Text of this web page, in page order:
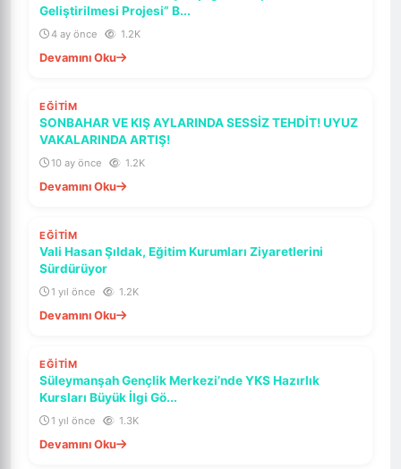
Geliştirilmesi Projesi” B...
4 ay önce 1.2K
Devamını Oku
ÖNE ÇIKAR
EĞİTİM
SONBAHAR VE KIŞ AYLARINDA SESSİZ TEHDİT! UYUZ
VAKALARINDA ARTIŞ!
10 ay önce 1.2K
Devamını Oku
ÖNE ÇIKAR
EĞİTİM
Vali Hasan Şıldak, Eğitim Kurumları Ziyaretlerini
Sürdürüyor
1 yıl önce 1.2K
Devamını Oku
ÖNE ÇIKAR
EĞİTİM
Süleymanşah Gençlik Merkezi’nde YKS Hazırlık
Kursları Büyük İlgi Gö...
1 yıl önce 1.3K
Devamını Oku